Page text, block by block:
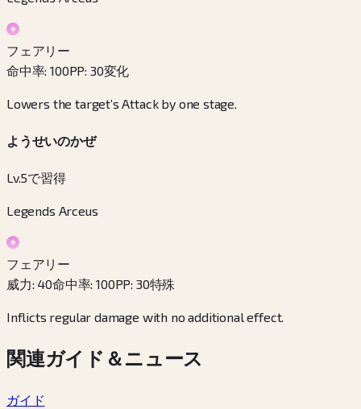
フェアリー
命中率:100PP: 30変化
Lowers the target’s Attack by one stage.
ようせいのかぜ
Lv.5で習得
Legends Arceus
フェアリー
威力: 40命中率:100PP: 30特殊
Inflicts regular damage with no additional effect.
関連ガイド＆ニュース
ガイド